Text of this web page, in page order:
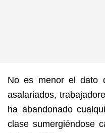
No es menor el dato
asalariados,
ha abandonado
clase sumergiéndose